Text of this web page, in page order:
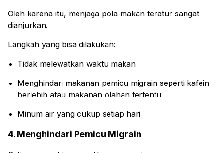
Oleh karena itu, menjaga pola makan teratur sangat
dianjurkan.
Langkah yang bisa dilakukan:
Tidak melewatkan waktu makan
Menghindari makanan pemicu migrain seperti kafein
berlebih atau makanan olahan tertentu
Minum air yang cukup setiap hari
4. Menghindari Pemicu Migrain